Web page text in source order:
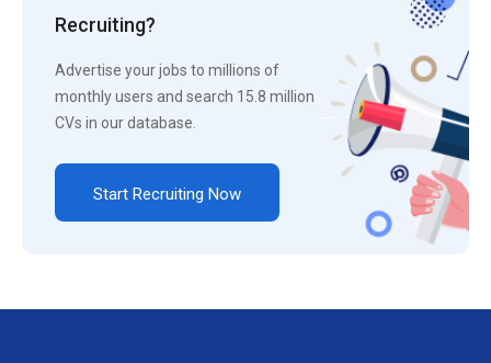
Recruiting?
Advertise your jobs to millions of
monthly users and search 15.8 million
CVs in our database.
Start Recruiting Now